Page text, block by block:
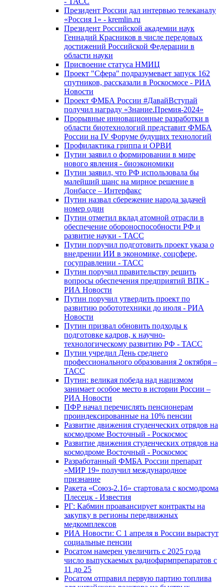
Президент России дал интервью телеканалу
«Россия 1» - kremlin.ru
Президент Российской академии наук
Геннадий Красников в числе передовых
достижений Российской Федерации в
области науки
Присвоение статуса НМИЦ
Проект "Сфера" подразумевает запуск 162
спутников, рассказали в Роскосмосе - РИА
Новости
Проект ФМБА России #ДавайВступай
получил награду «Знание.Премия-2024»
Прорывные инновационные разработки в
области биотехнологий представит ФМБА
России на IV Форуме будущих технологий
Профилактика гриппа и ОРВИ
Путин заявил о формировании в мире
нового явления - биоэкономики
Путин заявил, что РФ использовала бы
малейший шанс на мирное решение в
Донбассе – Интерфакс
Путин назвал сбережение народа задачей
номер один
Путин отметил вклад атомной отрасли в
обеспечение обороноспособности РФ и
развитие науки - ТАСС
Путин поручил подготовить проект указа о
внедрении ИИ в экономике, соцсфере,
госуправлении - ТАСС
Путин поручил правительству решить
вопросы обеспечения предприятий ВПК -
РИА Новости
Путин поручил утвердить проект по
развитию робототехники до июля - РИА
Новости
Путин призвал обновить подходы к
подготовке кадров, к научно-
технологическому развитию РФ - ТАСС
Путин учредил День среднего
профессионального образования 2 октября –
ТАСС
Путин: великая победа над нацизмом
занимает особое место в истории России –
РИА Новости
ПФР начал перечислять пенсионерам
проиндексированные на 10% пенсии
Развитие движения студенческих отрядов на
космодроме Восточный - Роскосмос
Развитие движения студенческих отрядов на
космодроме Восточный - Роскосмос
Разработанный ФМБА России препарат
«МИР 19» получил международное
признание
Ракета «Союз-2.1б» стартовала с космодрома
Плесецк - Известия
РГ: Кабмин проавансирует контракты на
закупку в регионы передвижных
медкомплексов
РИА Новости: С 1 апреля в России вырастут
социальные пенсии
Росатом намерен увеличить с 2025 года
число выпускаемых радиофармпрепаратов с
11 до 25
Росатом отправил первую партию топлива